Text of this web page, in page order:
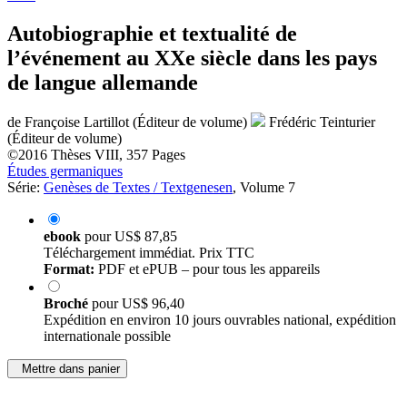
Autobiographie et textualité de
l’événement au XXe siècle dans les pays
de langue allemande
deFrançoise Lartillot (Éditeur de volume)
(Éditeur de volume)
©2016 Thèses VIII, 357 Pages
Études germaniques
ebookpourUS$ 87,85
Téléchargement immédiat. Prix TTC
Format:
BrochépourUS$ 96,40
Expédition en environ 10 jours ouvrables national, expédition